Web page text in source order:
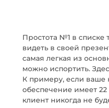
Простота №1 в списке
видеть в своей
самая легкая из
можно испортить.
К примеру, если ваше
обеспечение имеет
клиент никогда не